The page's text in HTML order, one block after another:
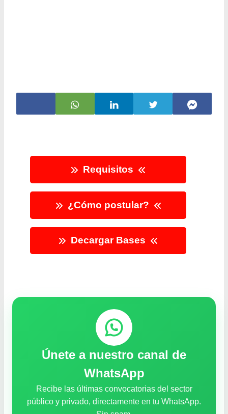
Requisitos
¿Cómo postular?
Decargar Bases
Únete a nuestro canal de
WhatsApp
Recibe las últimas convocatorias del sector
público y privado, directamente en tu WhatsApp.